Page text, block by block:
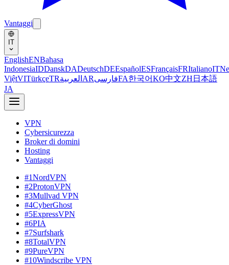
Vantaggi
IT
EnglishENBahasa
IndonesiaIDDanskDADeutschDEEspañolESFrançaisFRItalianoIT
ViệtVITürkçeTRالعربية ARفارسیFA한국어KO中文ZH 日本語
JA
VPN
Cybersicurezza
Broker di domini
Hosting
Vantaggi
#1NordVPN
#2ProtonVPN
#3Mullvad VPN
#4CyberGhost
#5ExpressVPN
#6PIA
#7Surfshark
#8TotalVPN
#9PureVPN
#10Windscribe VPN